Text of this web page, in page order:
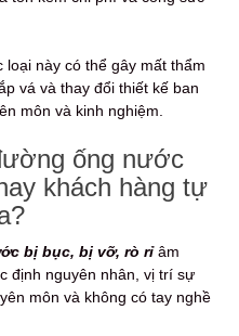
này có thể gây mất thẩm
vá và thay đổi thiết kế ban
môn và kinh nghiệm.
ống nước
khách hàng tự
bị bục, bị vỡ, rò rỉâm
định nguyên nhân, vị trí sự
môn và không có tay nghề